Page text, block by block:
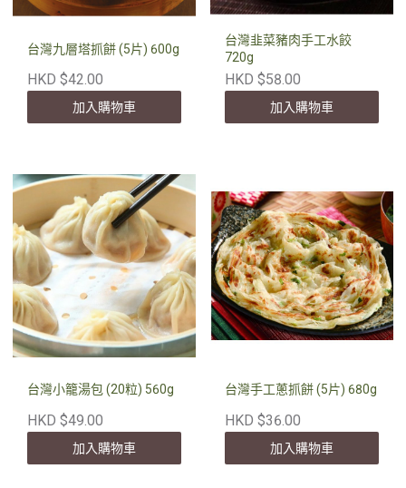
台灣九層塔抓餅 (5片) 600g
HKD $42.00
加入購物車
台灣韭菜豬肉手工水餃
720g
HKD $58.00
加入購物車
台灣小籠湯包 (20粒) 560g
HKD $49.00
加入購物車
台灣手工蔥抓餅 (5片) 680g
HKD $36.00
加入購物車